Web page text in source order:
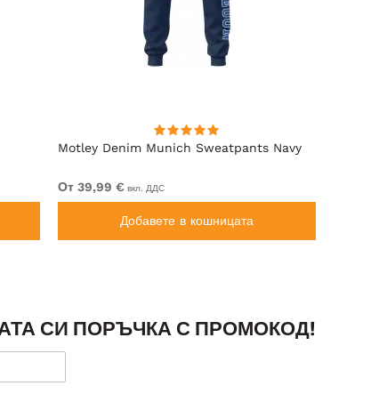
Motley Denim Munich Sweatpants Navy
От 39,99 € вкл. ДДС
Добавете в кошницата
СИ ПОРЪЧКА С ПРОМОКОД!